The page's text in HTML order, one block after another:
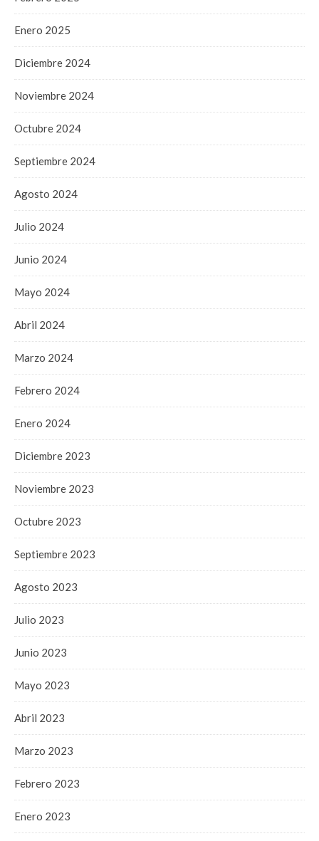
Enero 2025
Diciembre 2024
Noviembre 2024
Octubre 2024
Septiembre 2024
Agosto 2024
Julio 2024
Junio 2024
Mayo 2024
Abril 2024
Marzo 2024
Febrero 2024
Enero 2024
Diciembre 2023
Noviembre 2023
Octubre 2023
Septiembre 2023
Agosto 2023
Julio 2023
Junio 2023
Mayo 2023
Abril 2023
Marzo 2023
Febrero 2023
Enero 2023